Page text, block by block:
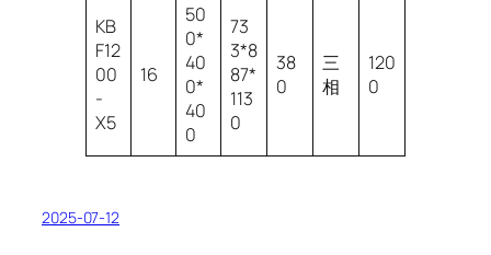
KB
F12
00
-
X5
16
50
0*
40
0*
40
0
73
3*8
87*
113
0
38
0
三
相
120
0
2025-07-12